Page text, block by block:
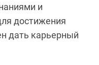
и
достижения
дать карьерный